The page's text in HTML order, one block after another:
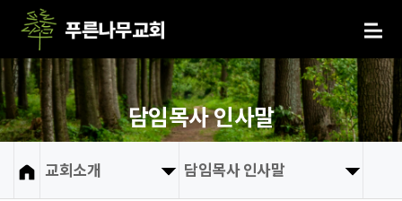
담임목사 인사말
교회소개 담임목사 인사말